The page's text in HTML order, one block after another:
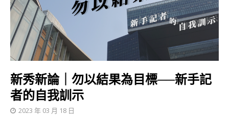
新秀新論｜勿以結果為目標──新手記
者的自我訓示
2023 年 03 月 18 日